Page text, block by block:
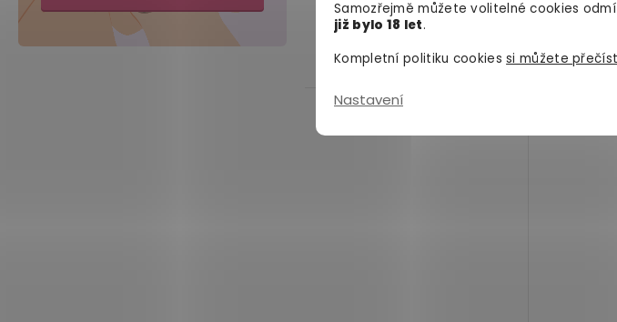
Samozřejmě můžete volitelné cookies
již bylo 18 let.
Kompletní politiku cookiessi můžete
Nastavení